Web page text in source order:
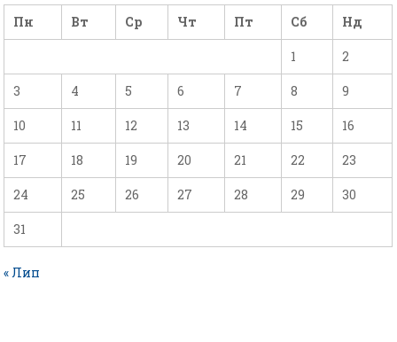
Пн
Вт Ср Чт Пт Сб Нд
1 2
3 4 5 6 7 8 9
10 11 12 13 14 15 16
17 18 19 20 21 22 23
24 25 26 27 28 29 30
31
« Лип